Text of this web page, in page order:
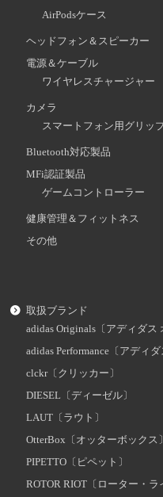
AirPodsケース
ヘッドフォン＆スピーカー
電源＆ケーブル
ワイヤレスチャージャー
カメラ
スマートフォン用グリッ
Bluetooth対応製品
MFi認証製品
ゲームコントローラー
健康管理＆フィットネス
その他
取扱ブランド
adidas Originals〔アディダス
adidas Performance〔アディ
clckr〔クリッカー〕
DIESEL〔ディーゼル〕
LAUT〔ラウト〕
OtterBox〔オッターボックス〕
PIPETTO〔ピペット〕
ROTOR RIOT〔ローター・ラ